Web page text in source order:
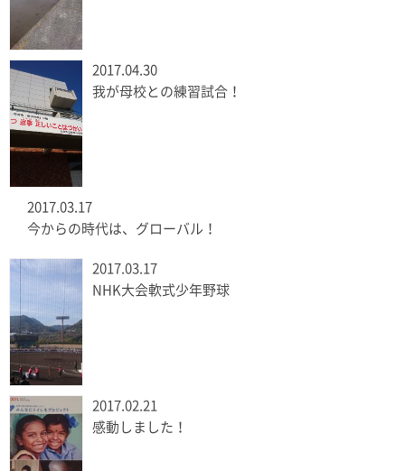
2017.04.30
我が母校との練習試合！
2017.03.17
今からの時代は、グローバル！
2017.03.17
NHK大会軟式少年野球
2017.02.21
感動しました！